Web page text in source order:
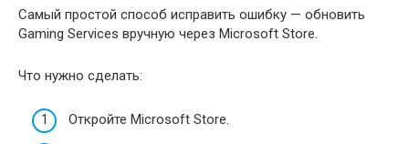
Самый простой способ исправить ошибку — обновить
Gaming Services вручную через Microsoft Store.
Что нужно сделать:
Откройте Microsoft Store.